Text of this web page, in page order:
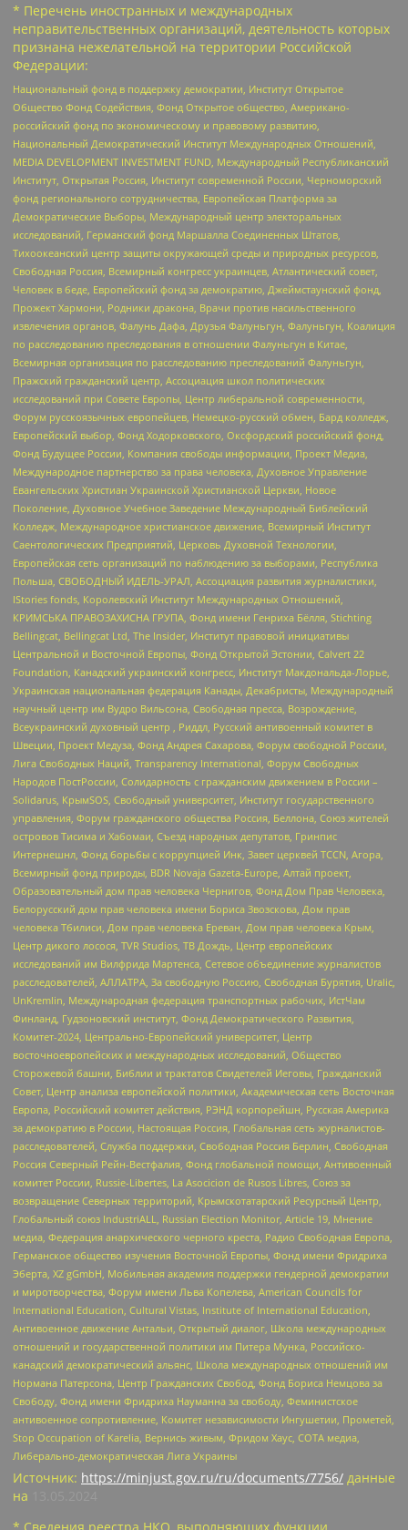
* Перечень иностранных и международных
неправительственных организаций, деятельность которых
признана нежелательной на территории Российской
Федерации:
Национальный фонд в поддержку демократии, Институт Открытое
Общество Фонд Содействия, Фонд Открытое общество, Американо-
российский фонд по экономическому и правовому развитию,
Национальный Демократический Институт Международных Отношений,
MEDIA DEVELOPMENT INVESTMENT FUND, Международный Республиканский
Институт, Открытая Россия, Институт современной России, Черноморский
фонд регионального сотрудничества, Европейская Платформа за
Демократические Выборы, Международный центр электоральных
исследований, Германский фонд Маршалла Соединенных Штатов,
Тихоокеанский центр защиты окружающей среды и природных ресурсов,
Свободная Россия, Всемирный конгресс украинцев, Атлантический совет,
Человек в беде, Европейский фонд за демократию, Джеймстаунский фонд,
Прожект Хармони, Родники дракона, Врачи против насильственного
извлечения органов, Фалунь Дафа, Друзья Фалуньгун, Фалуньгун, Коалиция
по расследованию преследования в отношении Фалуньгун в Китае,
Всемирная организация по расследованию преследований Фалуньгун,
Пражский гражданский центр, Ассоциация школ политических
исследований при Совете Европы, Центр либеральной современности,
Форум русскоязычных европейцев, Немецко-русский обмен, Бард колледж,
Европейский выбор, Фонд Ходорковского, Оксфордский российский фонд,
Фонд Будущее России, Компания свободы информации, Проект Медиа,
Международное партнерство за права человека, Духовное Управление
Евангельских Христиан Украинской Христианской Церкви, Новое
Поколение, Духовное Учебное Заведение Международный Библейский
Колледж, Международное христианское движение, Всемирный Институт
Саентологических Предприятий, Церковь Духовной Технологии,
Европейская сеть организаций по наблюдению за выборами, Республика
Польша, СВОБОДНЫЙ ИДЕЛЬ-УРАЛ, Ассоциация развития журналистики,
IStories fonds, Королевский Институт Международных Отношений,
КРИМСЬКА ПРАВОЗАХИСНА ГРУПА, Фонд имени Генриха Бёлля, Stichting
Bellingcat, Bellingcat Ltd, The Insider, Институт правовой инициативы
Центральной и Восточной Европы, Фонд Открытой Эстонии, Calvert 22
Foundation, Канадский украинский конгресс, Институт Макдональда-Лорье,
Украинская национальная федерация Канады, Декабристы, Международный
научный центр им Вудро Вильсона, Свободная пресса, Возрождение,
Всеукраинский духовный центр , Риддл, Русский антивоенный комитет в
Швеции, Проект Медуза, Фонд Андрея Сахарова, Форум свободной России,
Лига Свободных Наций, Transparеncy International, Форум Свободных
Народов ПостРоссии, Солидарность с гражданским движением в России –
Solidarus, КрымSOS, Свободный университет, Институт государственного
управления, Форум гражданского общества Россия, Беллона, Союз жителей
островов Тисима и Хабомаи, Съезд народных депутатов, Гринпис
Интернешнл, Фонд борьбы с коррупцией Инк, Завет церквей TCCN, Агора,
Всемирный фонд природы, BDR Novaja Gazeta-Europe, Алтай проект,
Образовательный дом прав человека Чернигов, Фонд Дом Прав Человека,
Белорусский дом прав человека имени Бориса Звозскова, Дом прав
человека Тбилиси, Дом прав человека Ереван, Дом прав человека Крым,
Центр дикого лосося, TVR Studios, ТВ Дождь, Центр европейских
исследований им Вилфрида Мартенса, Сетевое объединение журналистов
расследователей, АЛЛАТРА, За свободную Россию, Свободная Бурятия, Uralic,
UnKremlin, Международная федерация транспортных рабочих, ИстЧам
Финланд, Гудзоновский институт, Фонд Демократического Развития,
Комитет-2024, Центрально-Европейский университет, Центр
восточноевропейских и международных исследований, Общество
Сторожевой башни, Библии и трактатов Свидетелей Иеговы, Гражданский
Совет, Центр анализа европейской политики, Академическая сеть Восточная
Европа, Российский комитет действия, РЭНД корпорейшн, Русская Америка
за демократию в России, Настоящая Россия, Глобальная сеть журналистов-
расследователей, Служба поддержки, Свободная Россия Берлин, Свободная
Россия Северный Рейн-Вестфалия, Фонд глобальной помощи, Антивоенный
комитет России, Russie-Libertes, La Asocicion de Rusos Libres, Союз за
возвращение Северных территорий, Крымскотатарский Ресурсный Центр,
Глобальный союз IndustriALL, Russian Election Monitor, Article 19, Мнение
медиа, Федерация анархического черного креста, Радио Свободная Европа,
Германское общество изучения Восточной Европы, Фонд имени Фридриха
Эберта, XZ gGmbH, Мобильная академия поддержки гендерной демократии
и миротворчества, Форум имени Льва Копелева, American Councils for
International Education, Cultural Vistas, Institute of International Education,
Антивоенное движение Антальи, Открытый диалог, Школа международных
отношений и государственной политики им Питера Мунка, Российско-
канадский демократический альянс, Школа международных отношений им
Нормана Патерсона, Центр Гражданских Свобод, Фонд Бориса Немцова за
Свободу, Фонд имени Фридриха Науманна за свободу, Феминистское
антивоенное сопротивление, Комитет независимости Ингушетии, Прометей,
Stop Occupation of Karelia, Вернись живым, Фридом Хаус, СОТА медиа,
Либерально-демократическая Лига Украины
Источник: https://minjust.gov.ru/ru/documents/7756/ данные
на